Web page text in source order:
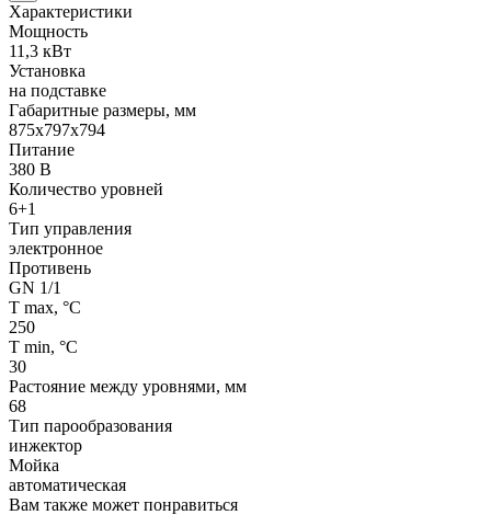
Характеристики
Мощность
11,3 кВт
Установка
на подставке
Габаритные размеры, мм
875х797х794
Питание
380 В
Количество уровней
6+1
Тип управления
электронное
Противень
GN 1/1
T max, °C
250
T min, °С
30
Растояние между уровнями, мм
68
Тип парообразования
инжектор
Мойка
автоматическая
Вам также может понравиться